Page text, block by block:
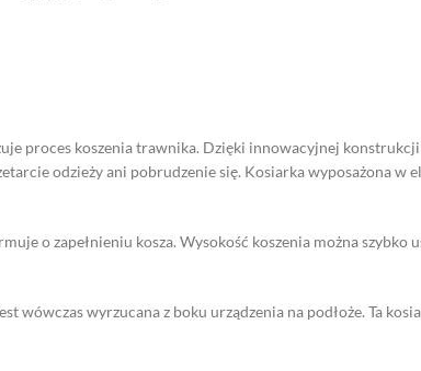
proces koszenia trawnika. Dzięki innowacyjnej konstrukcji
odzieży ani pobrudzenie się. Kosiarka wyposażona w
o zapełnieniu kosza. Wysokość koszenia można szybko
wyrzucana z boku urządzenia na podłoże. Ta